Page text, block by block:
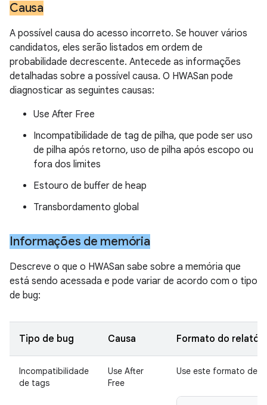
Causa
A possível causa do acesso incorreto. Se houver vários
candidatos, eles serão listados em ordem de
probabilidade decrescente. Antecede as informações
detalhadas sobre a possível causa. O HWASan pode
diagnosticar as seguintes causas:
Use After Free
Incompatibilidade de tag de pilha, que pode ser uso
de pilha após retorno, uso de pilha após escopo ou
fora dos limites
Estouro de buffer de heap
Transbordamento global
Informações de memória
Descreve o que o HWASan sabe sobre a memória que
está sendo acessada e pode variar de acordo com o tipo
de bug:
Tipo de bug Causa Formato do
Incompatibilidade
de tags
Use After
Free
Use este formato de